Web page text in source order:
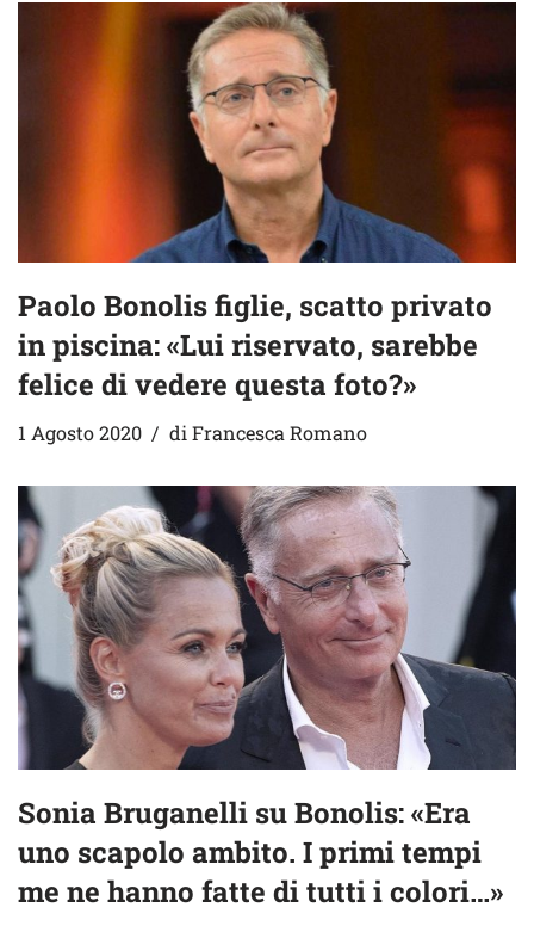
Paolo Bonolis figlie, scatto privato
in piscina: «Lui riservato, sarebbe
felice di vedere questa foto?»
1 Agosto 2020 di Francesca Romano
Sonia Bruganelli su Bonolis: «Era
uno scapolo ambito. I primi tempi
me ne hanno fatte di tutti i colori…»